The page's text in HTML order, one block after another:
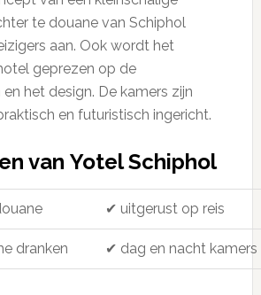
te douane van Schiphol
aan. Ook wordt het
geprezen op de
het design. De kamers zijn
en futuristisch ingericht.
van Yotel Schiphol
✔ uitgerust op reis
dranken ✔ dag en nacht kamers